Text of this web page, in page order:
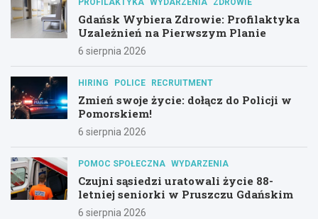
Gdańsk Wybiera Zdrowie: Profilaktyka
Uzależnień na Pierwszym Planie
6 sierpnia 2026
HIRING POLICE RECRUITMENT
Zmień swoje życie: dołącz do Policji w
Pomorskiem!
6 sierpnia 2026
POMOC SPOŁECZNA WYDARZENIA
Czujni sąsiedzi uratowali życie 88-
letniej seniorki w Pruszczu Gdańskim
6 sierpnia 2026